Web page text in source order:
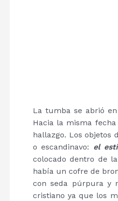
La tumba se abrió
Hacia la misma
hallazgo. Los objetos
o escandinavo: el
colocado dentro de
había un cofre de
con seda púrpura y
cristiano ya que los